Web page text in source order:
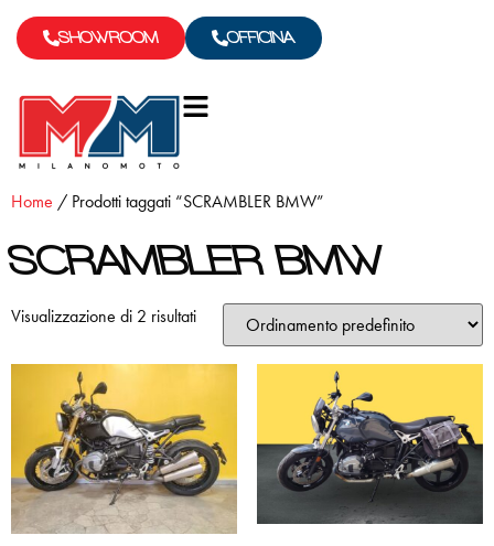
SHOWROOM OFFICINA
Home / Prodotti taggati “SCRAMBLER BMW”
SCRAMBLER BMW
Visualizzazione di 2 risultati